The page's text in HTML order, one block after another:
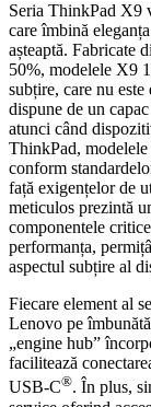
Seria ThinkPad X9
care îmbină
așteaptă. Fabricate
50%, modelele X9
subțire, care nu
dispune de un
atunci când
ThinkPad,
conform
față exigențelor de
meticulos prezintă
componentele
performanța,
aspectul subțire al
Fiecare element al
Lenovo pe
„engine hub”
facilitează
USB-C®. În plus,